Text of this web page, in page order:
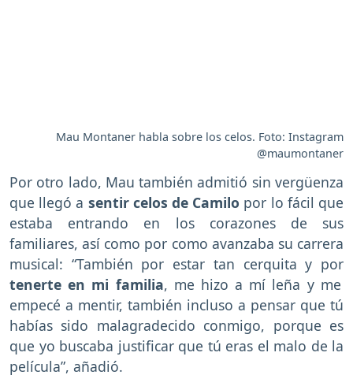
Mau Montaner habla sobre los celos. Foto: Instagram
@maumontaner
Por otro lado, Mau también admitió sin vergüenza
que llegó a sentir celos de Camilo por lo fácil que
estaba entrando en los corazones de sus
familiares, así como por como avanzaba su carrera
musical: “También por estar tan cerquita y por
tenerte en mi familia, me hizo a mí leña y me
empecé a mentir, también incluso a pensar que tú
habías sido malagradecido conmigo, porque es
que yo buscaba justificar que tú eras el malo de la
película”, añadió.